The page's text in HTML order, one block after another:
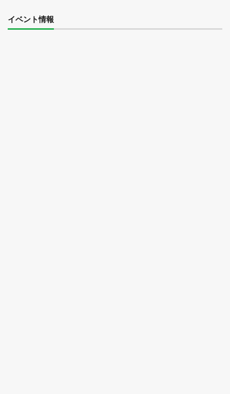
イベント情報